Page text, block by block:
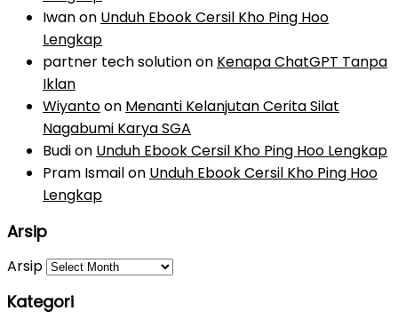
Iwanon Unduh Ebook Cersil Kho Ping Hoo
Lengkap
partner tech solutionon Kenapa ChatGPT Tanpa
Iklan
Wiyantoon Menanti Kelanjutan Cerita Silat
Nagabumi Karya SGA
Budion Unduh Ebook Cersil Kho Ping Hoo Lengkap
Pram Ismailon Unduh Ebook Cersil Kho Ping Hoo
Lengkap
Arsip
Arsip
Kategori